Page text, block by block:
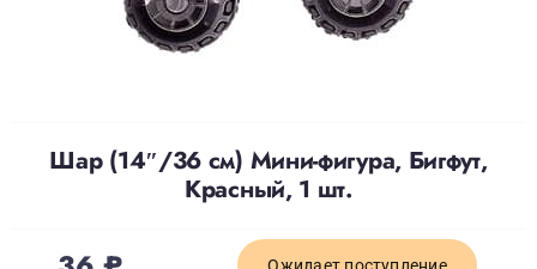
Шар (14″/36 см) Мини-фигура, Бигфут,
Красный, 1 шт.